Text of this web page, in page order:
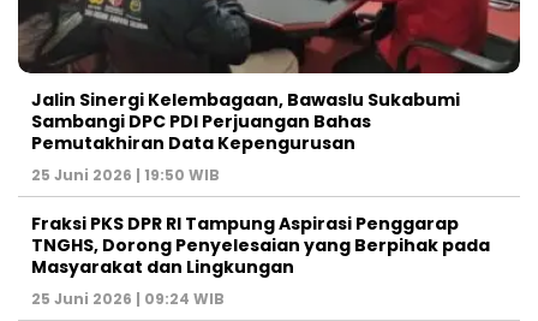
Jalin Sinergi Kelembagaan, Bawaslu Sukabumi
Sambangi DPC PDI Perjuangan Bahas
Pemutakhiran Data Kepengurusan
25 Juni 2026 | 19:50 WIB
‎Fraksi PKS DPR RI Tampung Aspirasi Penggarap
TNGHS, Dorong Penyelesaian yang Berpihak pada
Masyarakat dan Lingkungan‎
25 Juni 2026 | 09:24 WIB